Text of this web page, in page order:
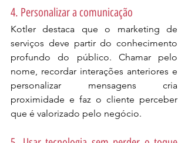
4. Personalizar a comunicação
Kotler destaca que o marketing de
serviços deve partir do conhecimento
profundo do público. Chamar pelo
nome, recordar interações anteriores e
personalizar mensagens cria
proximidade e faz o cliente perceber
que é valorizado pelo negócio.